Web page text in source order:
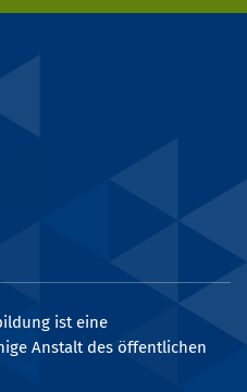
ist eine
Anstalt des öffentlichen